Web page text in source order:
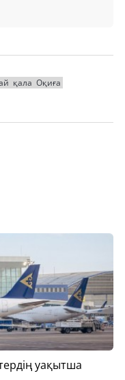
қала Оқиға
уақытша